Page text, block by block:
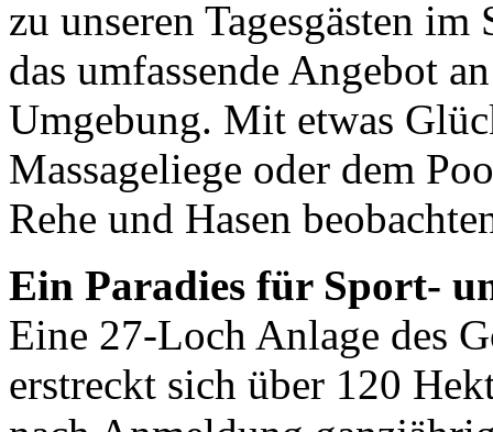
zu unseren Tagesgästen
das umfassende Angebot
Umgebung. Mit etwas
Massageliege oder dem
Rehe und Hasen
Ein Paradies für Sport-
Eine 27-Loch Anlage des
erstreckt sich über 120